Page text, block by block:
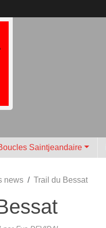
Saintjeandaire
news Trail du Bessat